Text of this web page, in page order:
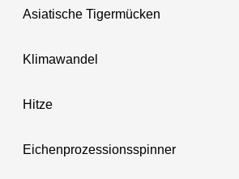
Asiatische Tigermücken
Klimawandel
Hitze
Eichenprozessionsspinner